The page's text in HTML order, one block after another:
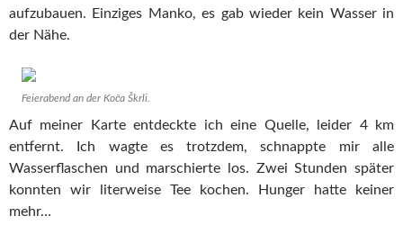
aufzubauen. Einziges Manko, es gab wieder kein Wasser in
der Nähe.
Feierabend an der Koča Škrli.
Auf meiner Karte entdeckte ich eine Quelle, leider 4 km
entfernt. Ich wagte es trotzdem, schnappte mir alle
Wasserflaschen und marschierte los. Zwei Stunden später
konnten wir literweise Tee kochen. Hunger hatte keiner
mehr…